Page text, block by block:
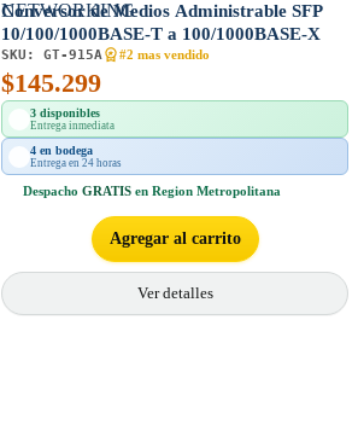
Conversor de Medios Administrable SFP
10/100/1000BASE-T a 100/1000BASE-X
SKU: GT-915A #2 mas vendido
$145.299
3 disponibles
Entrega inmediata
4 en bodega
Entrega en 24 horas
Despacho GRATIS en Region Metropolitana
Agregar al carrito
Ver detalles